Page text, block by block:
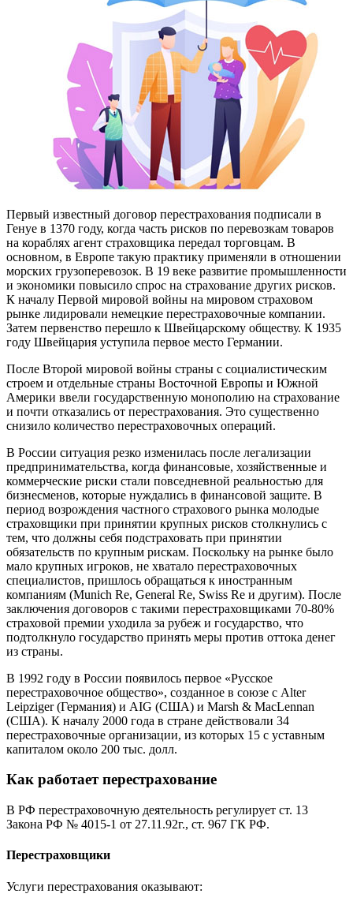
Первый известный договор перестрахования подписали в
Генуе в 1370 году, когда часть рисков по перевозкам товаров
на кораблях агент страховщика передал торговцам. В
основном, в Европе такую практику применяли в отношении
морских грузоперевозок. В 19 веке развитие промышленности
и экономики повысило спрос на страхование других рисков.
К началу Первой мировой войны на мировом страховом
рынке лидировали немецкие перестраховочные компании.
Затем первенство перешло к Швейцарскому обществу. К 1935
году Швейцария уступила первое место Германии.
После Второй мировой войны страны с социалистическим
строем и отдельные страны Восточной Европы и Южной
Америки ввели государственную монополию на страхование
и почти отказались от перестрахования. Это существенно
снизило количество перестраховочных операций.
В России ситуация резко изменилась после легализации
предпринимательства, когда финансовые, хозяйственные и
коммерческие риски стали повседневной реальностью для
бизнесменов, которые нуждались в финансовой защите. В
период возрождения частного страхового рынка молодые
страховщики при принятии крупных рисков столкнулись с
тем, что должны себя подстраховать при принятии
обязательств по крупным рискам. Поскольку на рынке было
мало крупных игроков, не хватало перестраховочных
специалистов, пришлось обращаться к иностранным
компаниям (Munich Re, General Re, Swiss Re и другим). После
заключения договоров с такими перестраховщиками 70-80%
страховой премии уходила за рубеж и государство, что
подтолкнуло государство принять меры против оттока денег
из страны.
В 1992 году в России появилось первое «Русское
перестраховочное общество», созданное в союзе с Alter
Leipziger (Германия) и AIG (США) и Marsh & MacLennan
(США). К началу 2000 года в стране действовали 34
перестраховочные организации, из которых 15 с уставным
капиталом около 200 тыс. долл.
Как работает перестрахование
В РФ перестраховочную деятельность регулирует ст. 13
Закона РФ № 4015-1 от 27.11.92г., ст. 967 ГК РФ.
Перестраховщики
Услуги перестрахования оказывают: